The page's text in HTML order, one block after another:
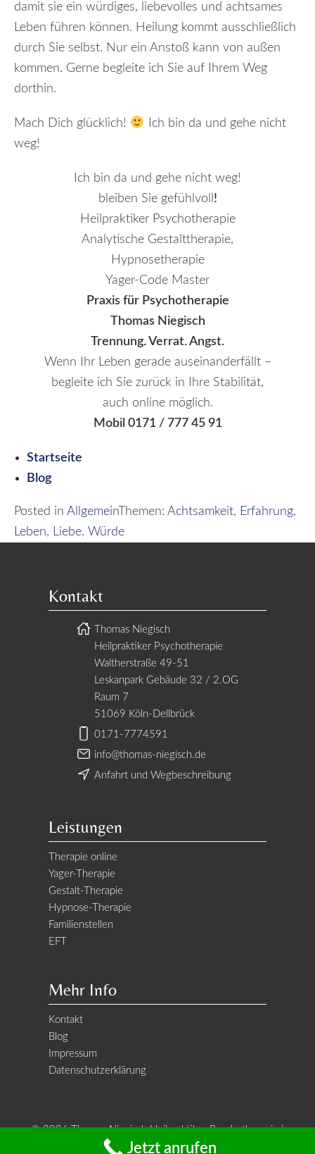
damit sie ein würdiges, liebevolles und achtsames
Leben führen können. Heilung kommt ausschließlich
durch Sie selbst. Nur ein Anstoß kann von außen
kommen. Gerne begleite ich Sie auf Ihrem Weg
dorthin.
Mach Dich glücklich!
Ich bin da und gehe nicht
weg!
Ich bin da und gehe nicht weg!
bleiben Sie gefühlvoll !
Heilpraktiker Psychotherapie
Analytische Gestalttherapie,
Hypnosetherapie
Yager-Code Master
Praxis für Psychotherapie
Thomas Niegisch
Trennung. Verrat. Angst.
Wenn Ihr Leben gerade auseinanderfällt –
begleite ich Sie zurück in Ihre Stabilität,
auch online möglich.
Mobil 0171 / 777 45 91
Startseite
Blog
Posted in AllgemeinThemen: Achtsamkeit, Erfahrung,
Leben, Liebe, Würde
Kontakt
Thomas Niegisch
Heilpraktiker Psychotherapie
Waltherstraße 49-51
Leskanpark Gebäude 32 / 2.OG
Raum 7
51069 Köln-Dellbrück
0171-7774591
info@thomas-niegisch.de
Anfahrt und Wegbeschreibung
Leistungen
Therapie online
Yager-Therapie
Gestalt-Therapie
Hypnose-Therapie
Familienstellen
EFT
Mehr Info
Kontakt
Blog
Impressum
Datenschutzerklärung
© 2026 Thomas Niegisch Heilpraktiker Psychotherapie |
Webdesign:
Spektrum E| Fotografie: X
Jetzt anrufen